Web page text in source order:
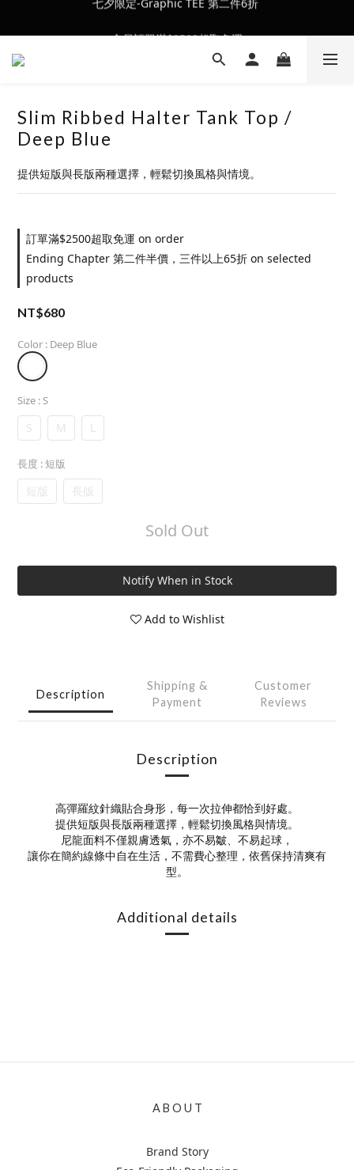
會員訂單滿$2500超取免運
Slim Ribbed Halter Tank Top /
Deep Blue
提供短版與長版兩種選擇，輕鬆切換風格與情境。
訂單滿$2500超取免運 on order
Ending Chapter 第二件半價，三件以上65折 on selected
products
NT$680
Color : Deep Blue
Size : S
S M L
長度 : 短版
短版 長版
Sold Out
Notify When in Stock
Add to Wishlist
Description
Shipping &
Payment
Customer
Reviews
Description
高彈羅紋針織貼合身形，每一次拉伸都恰到好處。
提供短版與長版兩種選擇，輕鬆切換風格與情境。
尼龍面料不僅親膚透氣，亦不易皺、不易起球，
讓你在簡約線條中自在生活，不需費心整理，依舊保持清爽有
型。
Additional details
A B O U T
Brand Story